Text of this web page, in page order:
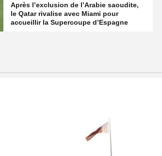
Après l’exclusion de l’Arabie saoudite,
le Qatar rivalise avec Miami pour
accueillir la Supercoupe d’Espagne